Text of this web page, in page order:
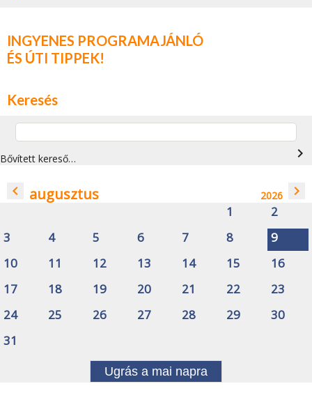
INGYENES PROGRAMAJÁNLÓ
ÉS ÚTI TIPPEK!
Keresés
Bővített kereső… navigate_next
navigate_before augusztus 2026 navigate_next
1
2
3
4 5 6 7 8
9
10
11 12 13 14 15
16
17
18 19 20 21 22
23
24
25 26 27 28 29
30
31
Ugrás a mai napra